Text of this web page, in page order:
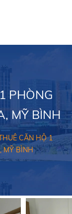
PHÒNG
MỸ BÌNH
CĂN HỘ 1
MỸ BÌNH